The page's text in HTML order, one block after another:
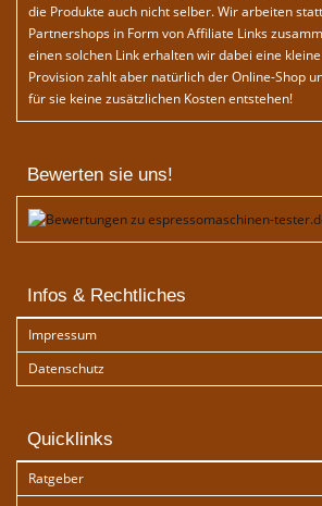
die Produkte auch nicht selber. Wir arbeiten
Partnershops in Form von Affiliate Links
einen solchen Link erhalten wir dabei eine
Provision zahlt aber natürlich der Online-Shop
für sie keine zusätzlichen Kosten entstehen!
Bewerten sie uns!
Infos & Rechtliches
Impressum
Datenschutz
Quicklinks
Ratgeber